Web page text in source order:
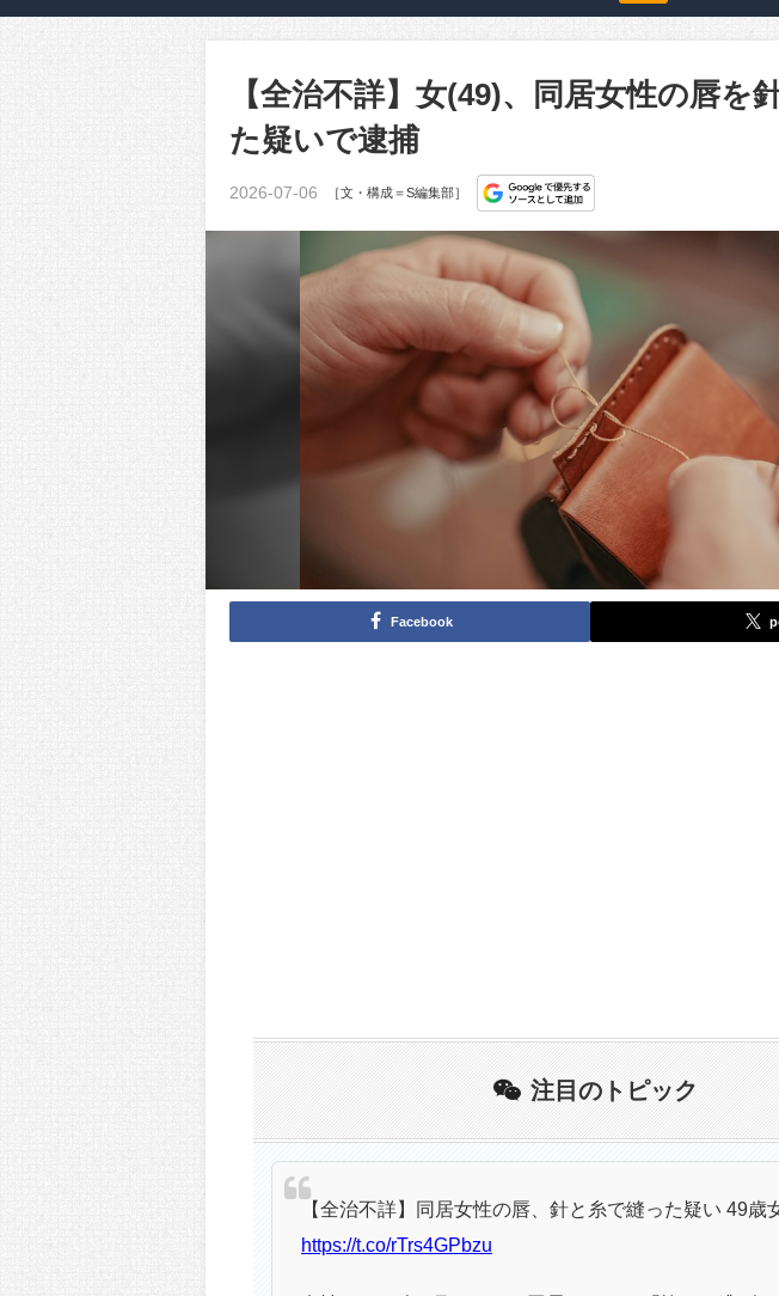
【全治不詳】女(49)、同居女性の唇を
た疑いで逮捕
2026-07-06 ［文・構成＝S編集部］
Facebook
注目のトピック
【全治不詳】同居女性の唇、針と糸で縫った疑い 49歳
https://t.co/rTrs4GPbzu